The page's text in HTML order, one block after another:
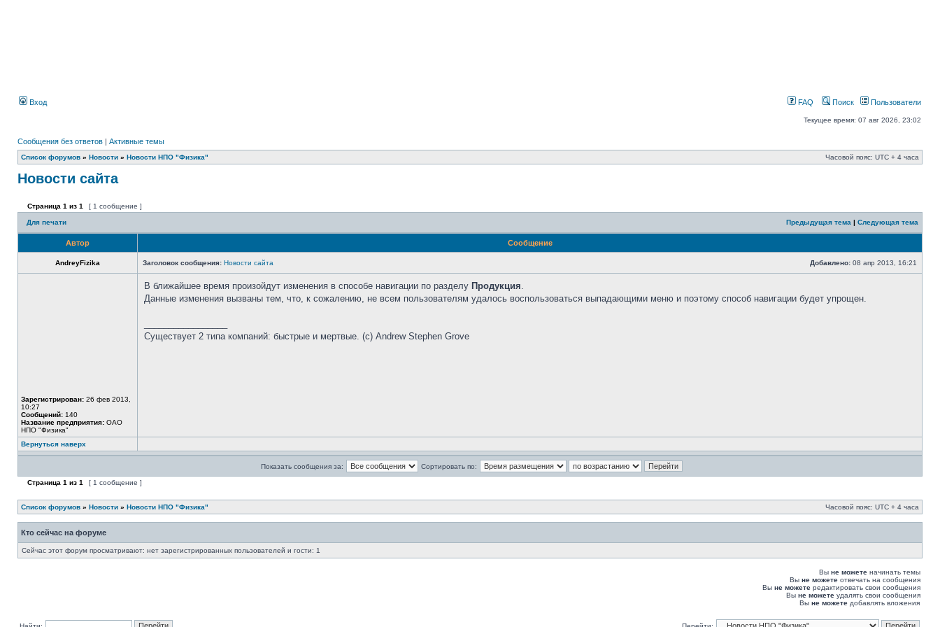
Вход FAQ Поиск Пользователи
Текущее время: 07 авг 2026, 23:02
Сообщения без ответов | Активные темы
Список форумов » Новости » Новости НПО "Физика" Часовой пояс: UTC + 4 часа
Новости сайта
Страница 1 из 1 [ 1 сообщение ]
Для печати Предыдущая тема | Следующая тема
Автор Сообщение
AndreyFizika Заголовок сообщения: Новости сайта Добавлено: 08 апр 2013, 16:21
Зарегистрирован: 26 фев 2013,
10:27
Сообщений: 140
Название предприятия: ОАО
НПО "Физика"
В ближайшее время произойдут изменения в способе навигации по разделу Продукция.
Данные изменения вызваны тем, что, к сожалению, не всем пользователям удалось воспользоваться выпадающими меню и поэтому способ навигации будет упрощен.
Существует 2 типа компаний: быстрые и мертвые. (с) Andrew Stephen Grove
Вернуться наверх
Показать сообщения за: Сортировать по:
Страница 1 из 1 [ 1 сообщение ]
Список форумов » Новости » Новости НПО "Физика" Часовой пояс: UTC + 4 часа
Кто сейчас на форуме
Сейчас этот форум просматривают: нет зарегистрированных пользователей и гости: 1
Вы не можете начинать темы
Вы не можете отвечать на сообщения
Вы не можете редактировать свои сообщения
Вы не можете удалять свои сообщения
Вы не можете добавлять вложения